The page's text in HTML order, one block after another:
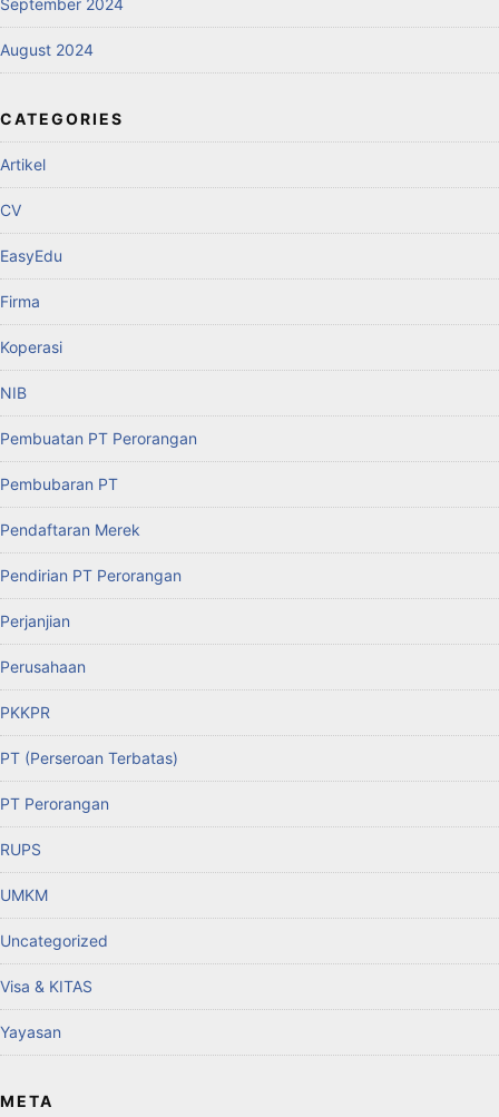
August 2024
CATEGORIES
Artikel
CV
EasyEdu
Firma
Koperasi
NIB
Pembuatan PT Perorangan
Pembubaran PT
Pendaftaran Merek
Pendirian PT Perorangan
Perjanjian
Perusahaan
PKKPR
PT (Perseroan Terbatas)
PT Perorangan
RUPS
UMKM
Uncategorized
Visa & KITAS
Yayasan
META